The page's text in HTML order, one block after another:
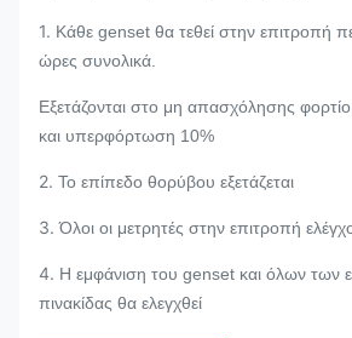
1. Κάθε genset θα τεθεί στην επιτροπή
ώρες συνολικά.
Εξετάζονται στο μη απασχόλησης
και υπερφόρτωση 10%
2. Το επίπεδο θορύβου εξετάζεται
3.Όλοι οι μετρητές στην επιτροπή
4. Η εμφάνιση του genset και όλων των
πινακίδας θα ελεγχθεί